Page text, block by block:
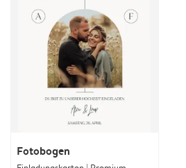
Fotobogen